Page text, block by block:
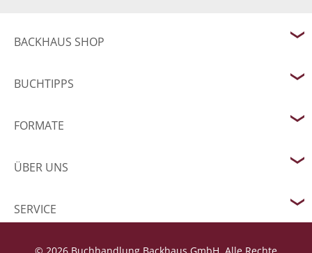
BACKHAUS SHOP
BUCHTIPPS
FORMATE
ÜBER UNS
SERVICE